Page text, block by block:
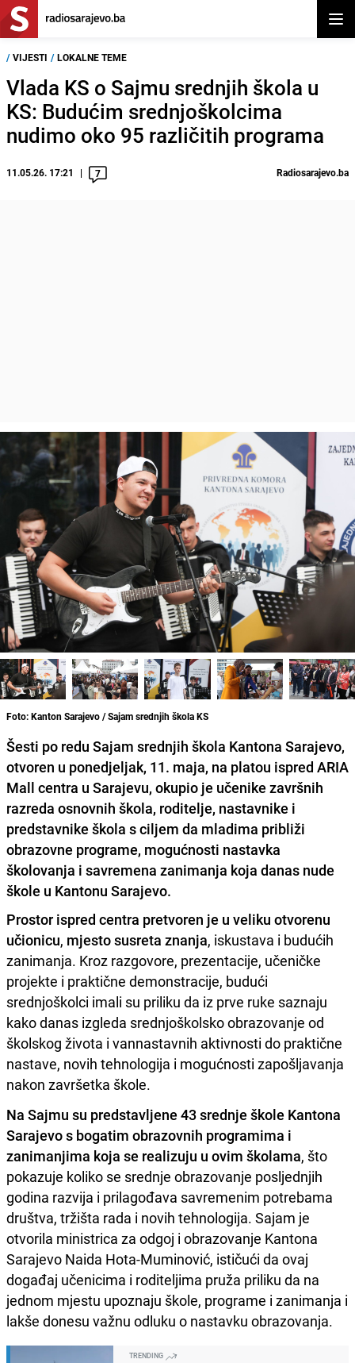
/ VIJESTI / LOKALNE TEME
Vlada KS o Sajmu srednjih škola u
KS: Budućim srednjoškolcima
nudimo oko 95 različitih programa
11.05.26. 17:21 7 Radiosarajevo.ba
Foto: Kanton Sarajevo / Sajam srednjih škola KS
Šesti po redu Sajam srednjih škola Kantona Sarajevo,
otvoren u ponedjeljak, 11. maja, na platou ispred ARIA
Mall centra u Sarajevu, okupio je učenike završnih
razreda osnovnih škola, roditelje, nastavnike i
predstavnike škola s ciljem da mladima približi
obrazovne programe, mogućnosti nastavka
školovanja i savremena zanimanja koja danas nude
škole u Kantonu Sarajevo.
Prostor ispred centra pretvoren je u veliku otvorenu
učionicu, mjesto susreta znanja, iskustava i budućih
zanimanja. Kroz razgovore, prezentacije, učeničke
projekte i praktične demonstracije, budući
srednjoškolci imali su priliku da iz prve ruke saznaju
kako danas izgleda srednjoškolsko obrazovanje od
školskog života i vannastavnih aktivnosti do praktične
nastave, novih tehnologija i mogućnosti zapošljavanja
nakon završetka škole.
Na Sajmu su predstavljene 43 srednje škole Kantona
Sarajevo s bogatim obrazovnih programima i
zanimanjima koja se realizuju u ovim školama, što
pokazuje koliko se srednje obrazovanje posljednjih
godina razvija i prilagođava savremenim potrebama
društva, tržišta rada i novih tehnologija. Sajam je
otvorila ministrica za odgoj i obrazovanje Kantona
Sarajevo Naida Hota-Muminović, ističući da ovaj
događaj učenicima i roditeljima pruža priliku da na
jednom mjestu upoznaju škole, programe i zanimanja i
lakše donesu važnu odluku o nastavku obrazovanja.
TRENDING